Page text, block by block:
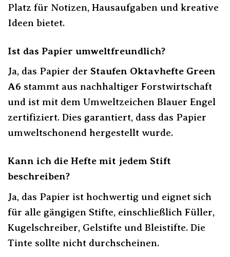
Platz für Notizen, Hausaufgaben und kreative
Ideen bietet.
Ist das Papier umweltfreundlich?
Ja, das Papier der Staufen Oktavhefte Green
A6 stammt aus nachhaltiger Forstwirtschaft
und ist mit dem Umweltzeichen Blauer Engel
zertifiziert. Dies garantiert, dass das Papier
umweltschonend hergestellt wurde.
Kann ich die Hefte mit jedem Stift
beschreiben?
Ja, das Papier ist hochwertig und eignet sich
für alle gängigen Stifte, einschließlich Füller,
Kugelschreiber, Gelstifte und Bleistifte. Die
Tinte sollte nicht durchscheinen.